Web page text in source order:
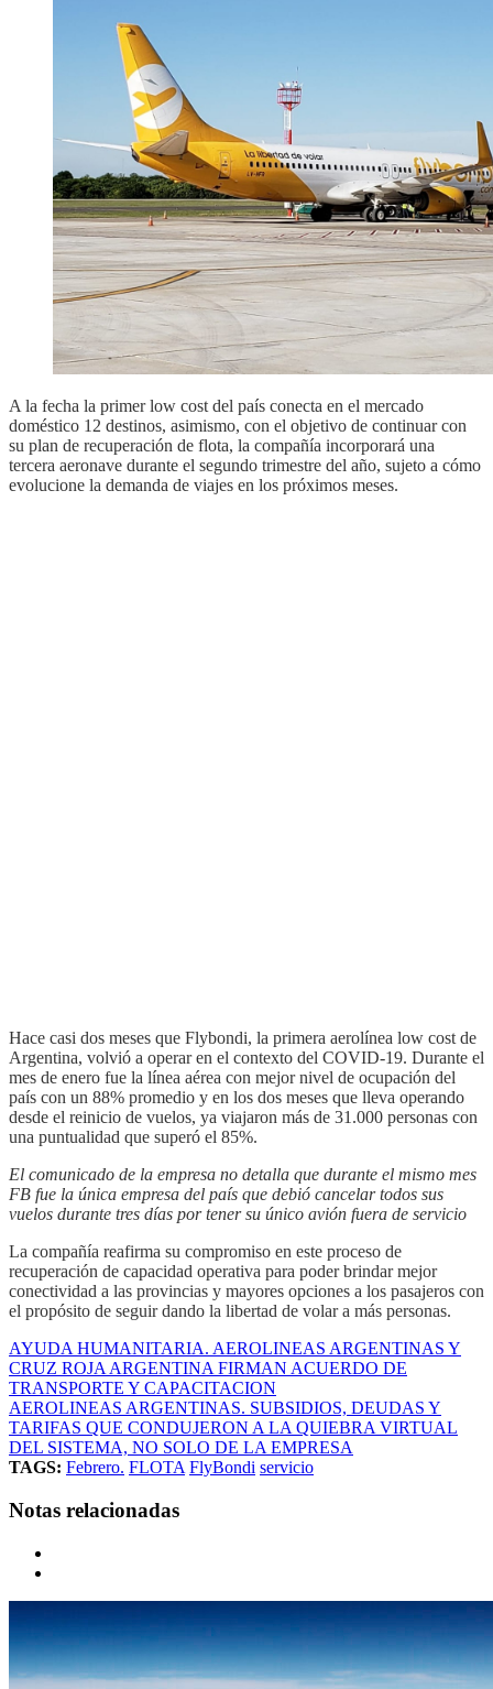
A la fecha la primer low cost del país conecta en el mercado
doméstico 12 destinos, asimismo, con el objetivo de continuar con
su plan de recuperación de flota, la compañía incorporará una
tercera aeronave durante el segundo trimestre del año, sujeto a cómo
evolucione la demanda de viajes en los próximos meses.
Hace casi dos meses que Flybondi, la primera aerolínea low cost de
Argentina, volvió a operar en el contexto del COVID-19. Durante el
mes de enero fue la línea aérea con mejor nivel de ocupación del
país con un 88% promedio y en los dos meses que lleva operando
desde el reinicio de vuelos, ya viajaron más de 31.000 personas con
una puntualidad que superó el 85%.
El comunicado de la empresa no detalla que durante el mismo mes
FB fue la única empresa del país que debió cancelar todos sus
vuelos durante tres días por tener su único avión fuera de servicio
La compañía reafirma su compromiso en este proceso de
recuperación de capacidad operativa para poder brindar mejor
conectividad a las provincias y mayores opciones a los pasajeros con
el propósito de seguir dando la libertad de volar a más personas.
AYUDA HUMANITARIA. AEROLINEAS ARGENTINAS Y
CRUZ ROJA ARGENTINA FIRMAN ACUERDO DE
TRANSPORTE Y CAPACITACION
AEROLINEAS ARGENTINAS. SUBSIDIOS, DEUDAS Y
TARIFAS QUE CONDUJERON A LA QUIEBRA VIRTUAL
DEL SISTEMA, NO SOLO DE LA EMPRESA
TAGS: Febrero. FLOTA FlyBondi servicio
Notas relacionadas